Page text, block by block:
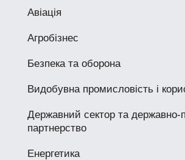
Авіація
Агробізнес
Безпека та оборона
Видобувна промисловість і
Державний сектор та державно-
партнерство
Енергетика